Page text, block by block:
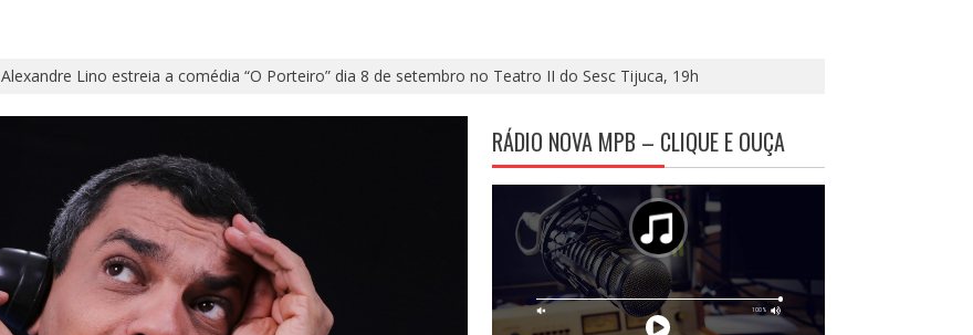
Alexandre Lino estreia a comédia “O Porteiro” dia 8 de setembro no Teatro II do Sesc Tijuca, 19h
RÁDIO NOVA MPB – CLIQUE E OUÇA